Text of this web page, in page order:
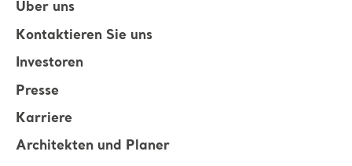
Über uns
Kontaktieren Sie uns
Investoren
Presse
Karriere
Architekten und Planer